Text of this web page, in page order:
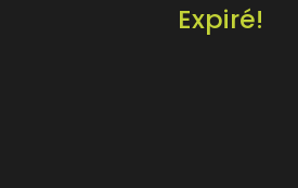
Expiré!